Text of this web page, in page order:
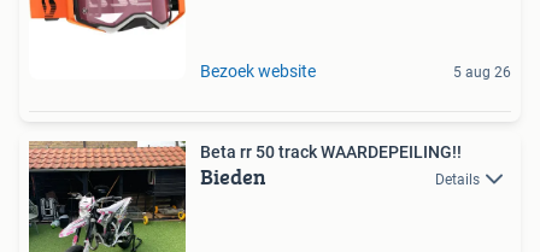
Bezoek website 5 aug 26
Beta rr 50 track WAARDEPEILING!!
Bieden Details